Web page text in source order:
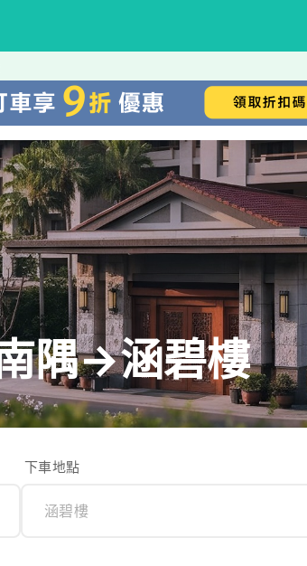
隅→涵碧樓
下車地點